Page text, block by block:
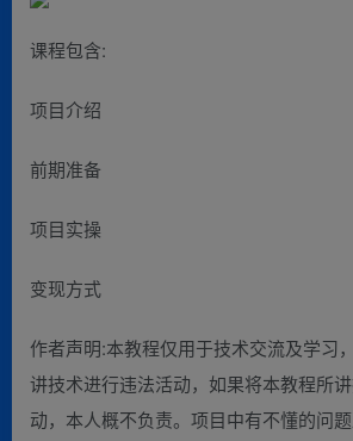
课程包含:
项目介绍
前期准备
项目实操
变现方式
作者声明:本教程仅用于技术交流及学习
讲技术进行违法活动，如果将本教程所
动，本人概不负责。项目中有不懂的问